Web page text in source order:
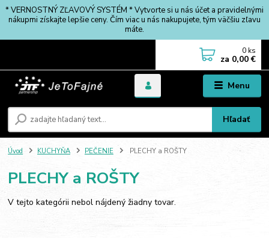
* VERNOSTNÝ ZĽAVOVÝ SYSTÉM * Vytvorte si u nás účet a pravidelnými
nákupmi získajte lepšie ceny. Čím viac u nás nakupujete, tým väčšiu zľavu
máte.
Menu
Hľadať
0 ks
za 0,00 €
Úvod KUCHYŇA PEČENIE PLECHY a ROŠTY
PLECHY a ROŠTY
V tejto kategórii nebol nájdený žiadny tovar.